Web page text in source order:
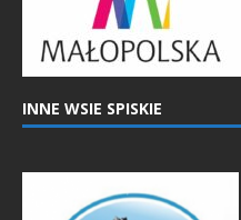
INNE WSIE SPISKIE